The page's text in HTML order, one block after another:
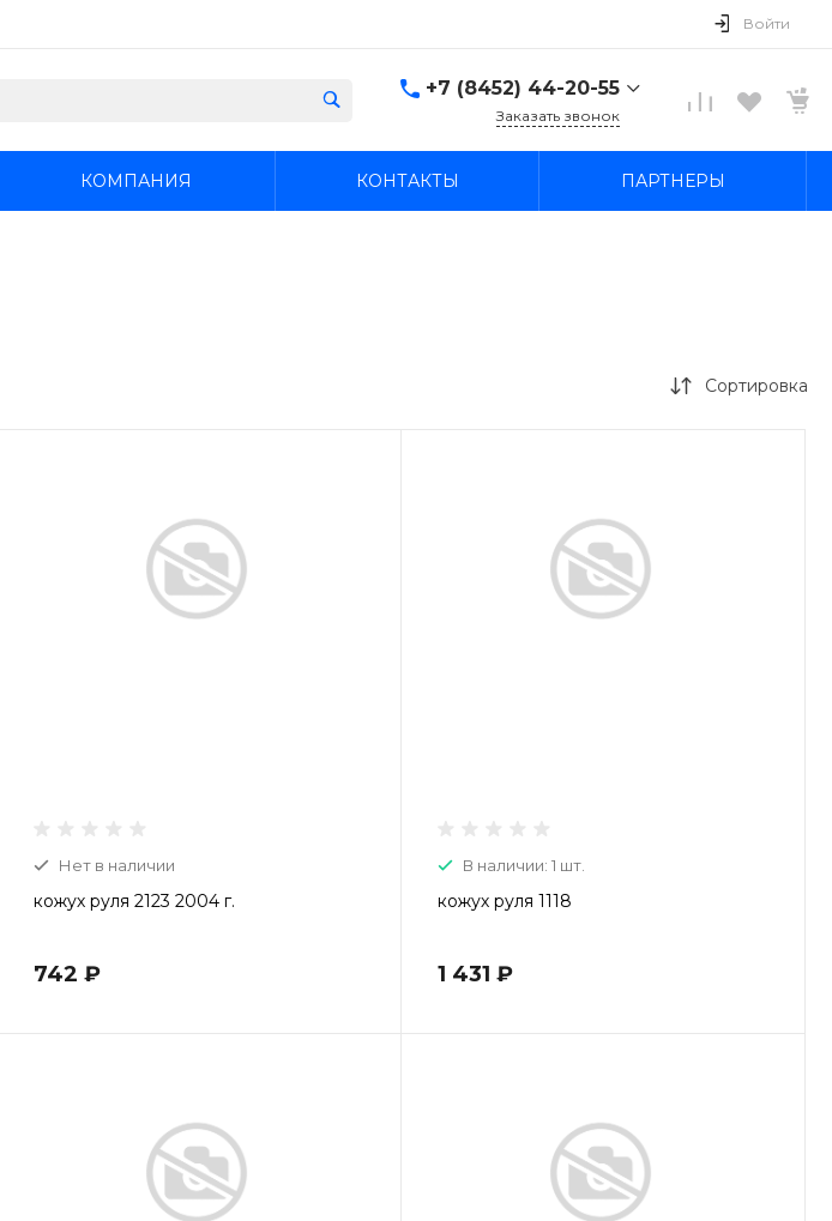
Войти
+7 (8452) 44-20-55
г. Саратов, ул. В.М. Азина
Вопросы по прицепам
Пн-Пт: 9:00-20:00 Cб-Вс:
Заказать звонок
КОМПАНИЯ КОНТАКТЫ ПАРТНЕРЫ
Сортировка
Нет в наличии
кожух руля 2123 2004 г.
742 ₽
В наличии: 1 шт.
кожух руля 1118
1 431 ₽